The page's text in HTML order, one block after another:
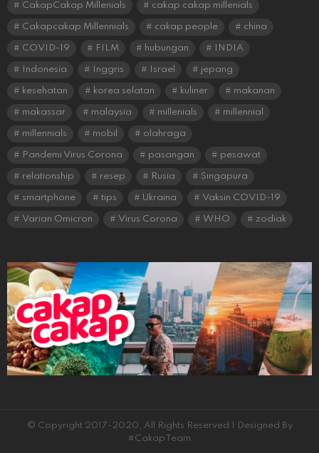
CakapCakap Millenials cakap cakap millenials
Cakapcakap Millennials cakap people china
COVID-19 FILM hubungan INDIA
Indonesia Inggris Israel jepang
kesehatan korea selatan kuliner makanan
makassar malaysia millenials millennial
millennials mobil olahraga
Pandemi Virus Corona pasangan pesawat
relationship resep Rusia Singapura
smartphone tips Ukraina Vaksin COVID-19
Varian Omicron Virus Corona WHO zodiak
© Copyright 2017-2020, All Rights Reserved | Designed By
#CakapTeam